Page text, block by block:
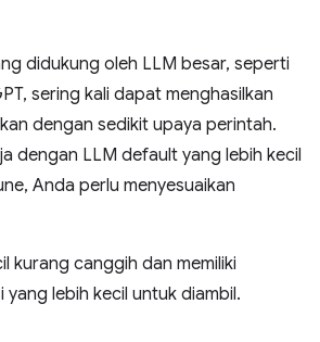
didukung oleh LLM besar, seperti
sering kali dapat menghasilkan
dengan sedikit upaya perintah.
dengan LLM default yang lebih kecil
Anda perlu menyesuaikan
kurang canggih dan memiliki
yang lebih kecil untuk diambil.